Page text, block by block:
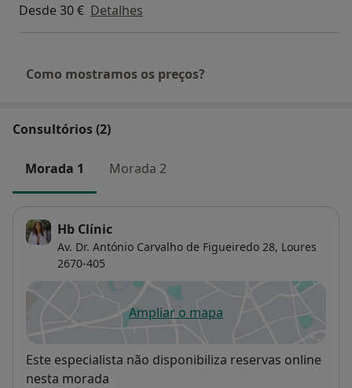
Desde 30 € Detalhes
Como mostramos os preços?
Consultórios (2)
Morada 1 Morada 2
Hb Clínic
Av. Dr. António Carvalho de Figueiredo 28, Loures
2670-405
Ampliar o mapaabre num novo separador
Disponibilidade
Este especialista não disponibiliza reservas online
nesta morada